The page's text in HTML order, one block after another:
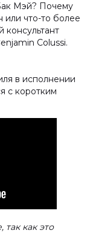
Мэй? Почему
что-то более
консультант
Colussi.
в исполнении
с коротким
как это